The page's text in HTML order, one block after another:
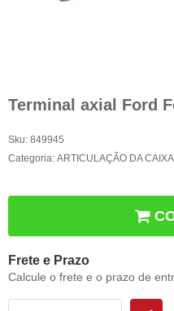
Terminal axial Ford
Sku: 849945
Categoria: ARTICULAÇÃO DA CAIXA
Frete e Prazo
Calcule o frete e o prazo de